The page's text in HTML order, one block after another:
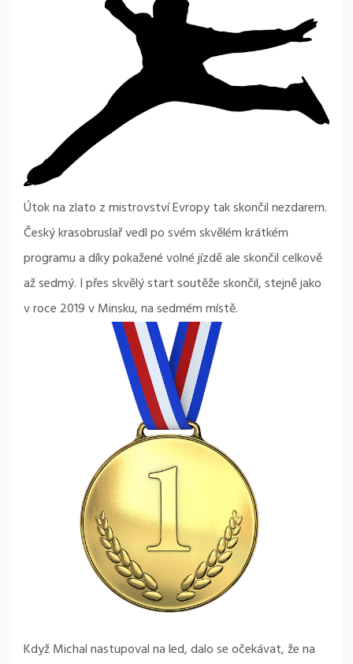
Útok na zlato z mistrovství Evropy tak skončil nezdarem.
Český krasobruslař vedl po svém skvělém krátkém
programu a díky pokažené volné jízdě ale skončil celkově
až sedmý. I přes skvělý start soutěže skončil, stejně jako
v roce 2019 v Minsku, na sedmém místě.
Když Michal nastupoval na led, dalo se očekávat, že na